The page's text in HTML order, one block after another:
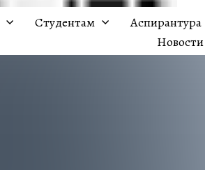
Студентам Аспирантура
Новости